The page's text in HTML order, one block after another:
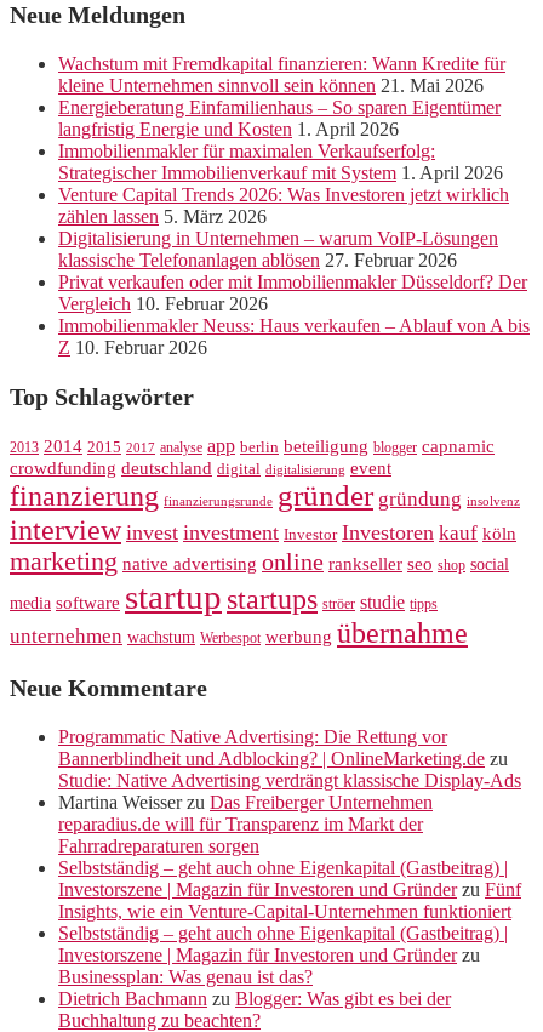
Neue Meldungen
Wachstum mit Fremdkapital finanzieren: Wann Kredite für
kleine Unternehmen sinnvoll sein können 21. Mai 2026
Energieberatung Einfamilienhaus – So sparen Eigentümer
langfristig Energie und Kosten 1. April 2026
Immobilienmakler für maximalen Verkaufserfolg:
Strategischer Immobilienverkauf mit System 1. April 2026
Venture Capital Trends 2026: Was Investoren jetzt wirklich
zählen lassen 5. März 2026
Digitalisierung in Unternehmen – warum VoIP-Lösungen
klassische Telefonanlagen ablösen 27. Februar 2026
Privat verkaufen oder mit Immobilienmakler Düsseldorf? Der
Vergleich 10. Februar 2026
Immobilienmakler Neuss: Haus verkaufen – Ablauf von A bis
Z 10. Februar 2026
Top Schlagwörter
2013 2014 2015 2017 analyse app berlin beteiligung blogger capnamic
crowdfunding deutschland digital digitalisierung event
finanzierung finanzierungsrunde gründer gründung insolvenz
interview invest investment Investor Investoren kauf köln
marketing native advertising online rankseller seo shop social
media software startup startups ströer studie tipps
unternehmen wachstum Werbespot werbung übernahme
Neue Kommentare
Programmatic Native Advertising: Die Rettung vor
Bannerblindheit und Adblocking? | OnlineMarketing.de zu
Studie: Native Advertising verdrängt klassische Display-Ads
Martina Weisserzu Das Freiberger Unternehmen
reparadius.de will für Transparenz im Markt der
Fahrradreparaturen sorgen
Selbstständig – geht auch ohne Eigenkapital (Gastbeitrag) |
Investorszene | Magazin für Investoren und Gründerzu Fünf
Insights, wie ein Venture-Capital-Unternehmen funktioniert
Selbstständig – geht auch ohne Eigenkapital (Gastbeitrag) |
Investorszene | Magazin für Investoren und Gründerzu
Businessplan: Was genau ist das?
Dietrich Bachmann zu Blogger: Was gibt es bei der
Buchhaltung zu beachten?